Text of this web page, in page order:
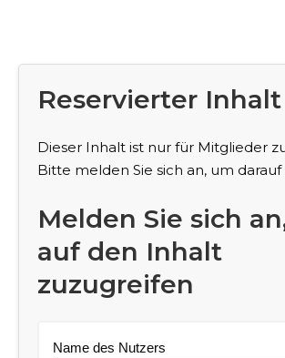
Reservierter Inhalt
Dieser Inhalt ist nur für Mitglieder
Bitte melden Sie sich an, um
Melden Sie sich
auf den Inhalt
zuzugreifen
Name des Nutzers